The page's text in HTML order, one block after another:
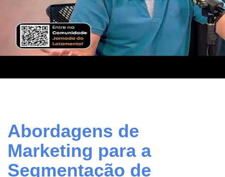
Abordagens de
Marketing para a
Segmentação de